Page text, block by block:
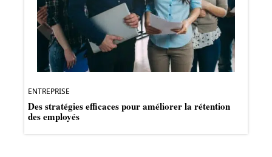
ENTREPRISE
Des stratégies efficaces pour améliorer la rétention
des employés